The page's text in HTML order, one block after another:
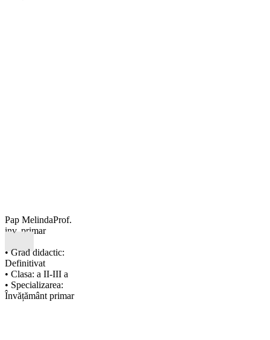
Pap MelindaProf.
inv. primar
• Grad didactic:
Definitivat
• Clasa: a II-III a
• Specializarea:
Învățământ primar